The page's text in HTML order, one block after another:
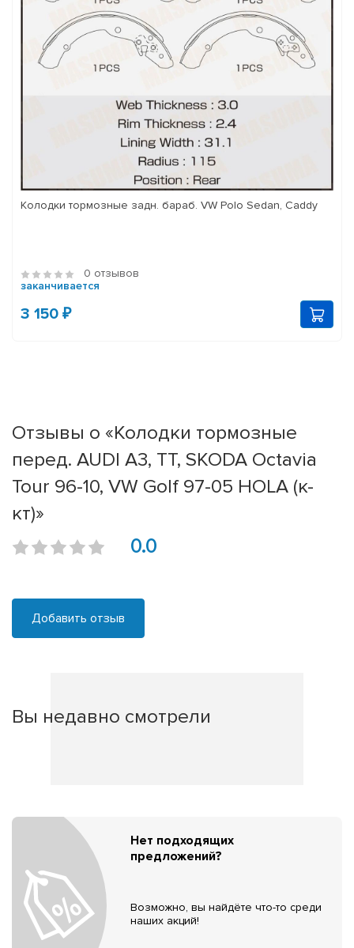
Колодки тормозные задн. бараб. VW Polo Sedan, Caddy
0 отзывов
заканчивается
3 150 ₽
Отзывы о «Колодки тормозные
перед. AUDI A3, TT, SKODA Octavia
Tour 96-10, VW Golf 97-05 HOLA (к-
кт)»
0.0
Добавить отзыв
Вы недавно смотрели
Нет подходящих
предложений?
Возможно, вы найдёте что-то среди
наших акций!